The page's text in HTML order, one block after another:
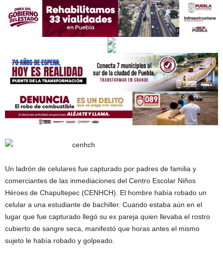
Un ladrón de celulares fue capturado por padres de familia y
comerciantes de las inmediaciones del Centro Escolar Niños
Héroes de Chapultepec (CENHCH). El hombre había robado un
celular a una estudiante de bachiller. Cuando estaba aún en el
lugar que fue capturado llegó su ex pareja quien llevaba el rostro
cubierto de sangre seca, manifestó que horas antes el mismo
sujeto le había robado y golpeado.